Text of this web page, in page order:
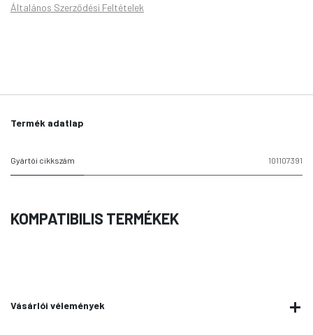
Általános Szerződési Feltételek
Termék adatlap
Gyártói cikkszám 101107391
KOMPATIBILIS TERMÉKEK
Vásárlói vélemények